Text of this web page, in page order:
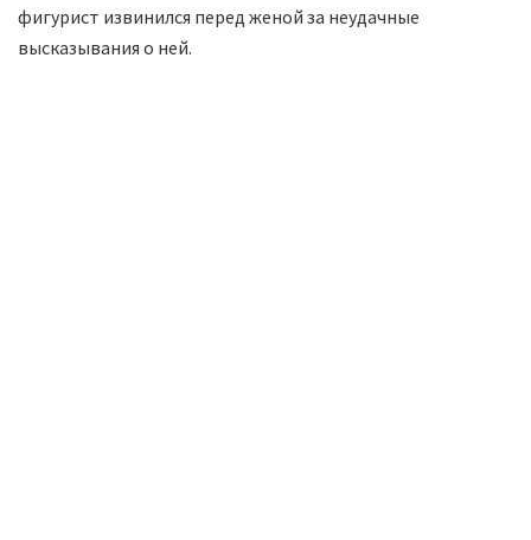
фигурист извинился перед женой за неудачные
высказывания о ней.